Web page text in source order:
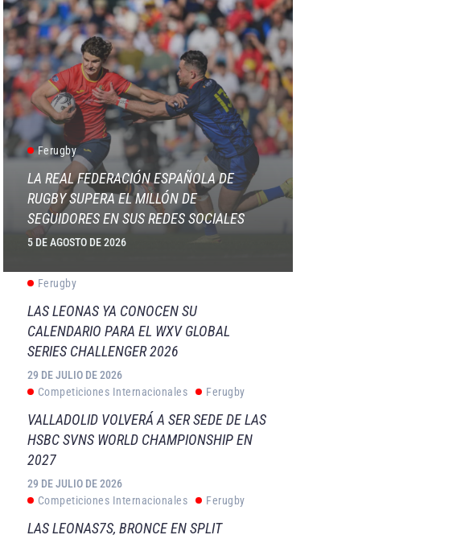
Ferugby
LA REAL FEDERACIÓN ESPAÑOLA DE
RUGBY SUPERA EL MILLÓN DE
SEGUIDORES EN SUS REDES SOCIALES
5 DE AGOSTO DE 2026
Ferugby
LAS LEONAS YA CONOCEN SU
CALENDARIO PARA EL WXV GLOBAL
SERIES CHALLENGER 2026
29 DE JULIO DE 2026
Competiciones Internacionales
Ferugby
VALLADOLID VOLVERÁ A SER SEDE DE LAS
HSBC SVNS WORLD CHAMPIONSHIP EN
2027
29 DE JULIO DE 2026
Competiciones Internacionales
Ferugby
LAS LEONAS7S, BRONCE EN SPLIT